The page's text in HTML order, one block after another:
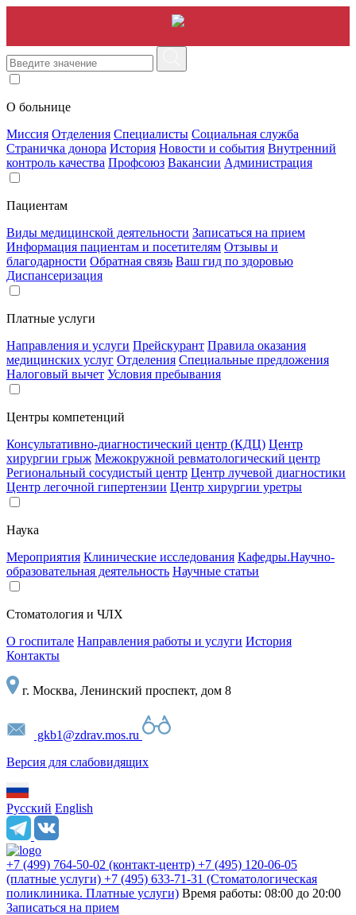
О больнице
Миссия Отделения Специалисты Социальная служба
Страничка донора История Новости и события Внутренний
контроль качества Профсоюз Вакансии Администрация
Пациентам
Виды медицинской деятельности Записаться на прием
Информация пациентам и посетителям Отзывы и
благодарности Обратная связь Ваш гид по здоровью
Диспансеризация
Платные услуги
Направления и услуги Прейскурант Правила оказания
медицинских услуг Отделения Специальные предложения
Налоговый вычет Условия пребывания
Центры компетенций
Консультативно-диагностический центр (КДЦ) Центр
хирургии грыж Межокружной ревматологический центр
Региональный сосудистый центр Центр лучевой диагностики
Центр легочной гипертензии Центр хирургии уретры
Наука
Мероприятия Клинические исследования Кафедры.Научно-
образовательная деятельность Научные статьи
Стоматология и ЧЛХ
О госпитале Направления работы и услуги История
Контакты
г. Москва, Ленинский проспект, дом 8
gkb1@zdrav.mos.ru
Версия для слабовидящих
Русский English
+7 (499) 764-50-02 (контакт-центр) +7 (495) 120-06-05
(платные услуги) +7 (495) 633-71-31 (Стоматологическая
поликлиника. Платные услуги) Время работы: 08:00 до 20:00
Записаться на прием